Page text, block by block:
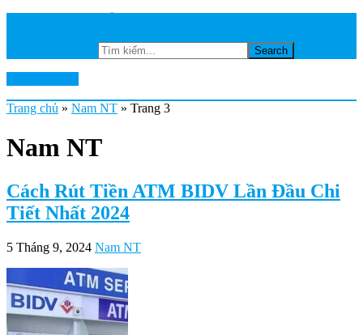
Trang chủ » Nam NT » Trang 3
Nam NT
Cách Rút Tiền ATM BIDV Lần Đầu Chi
Tiết Nhất 2024
5 Tháng 9, 2024 Nam NT